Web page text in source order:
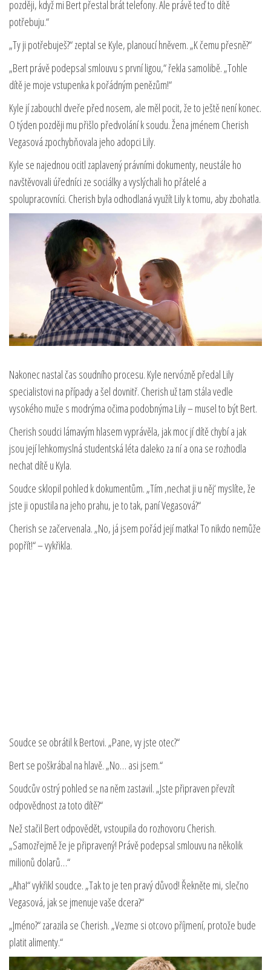
později, když mi Bert přestal brát telefony. Ale právě teď to dítě
potřebuju.“
„Ty ji potřebuješ?“ zeptal se Kyle, planoucí hněvem. „K čemu přesně?“
„Bert právě podepsal smlouvu s první ligou,“ řekla samolibě. „Tohle
dítě je moje vstupenka k pořádným penězům!“
Kyle jí zabouchl dveře před nosem, ale měl pocit, že to ještě není konec.
O týden později mu přišlo předvolání k soudu. Žena jménem Cherish
Vegasová zpochybňovala jeho adopci Lily.
Kyle se najednou ocitl zaplavený právními dokumenty, neustále ho
navštěvovali úředníci ze sociálky a vyslýchali ho přátelé a
spolupracovníci. Cherish byla odhodlaná využít Lily k tomu, aby zbohatla.
Nakonec nastal čas soudního procesu. Kyle nervózně předal Lily
specialistovi na případy a šel dovnitř. Cherish už tam stála vedle
vysokého muže s modrýma očima podobnýma Lily – musel to být Bert.
Cherish soudci lámavým hlasem vyprávěla, jak moc jí dítě chybí a jak
jsou její lehkomyslná studentská léta daleko za ní a ona se rozhodla
nechat dítě u Kyla.
Soudce sklopil pohled k dokumentům. „Tím ‚nechat ji u něj‘ myslíte, že
jste ji opustila na jeho prahu, je to tak, paní Vegasová?“
Cherish se začervenala. „No, já jsem pořád její matka! To nikdo nemůže
popřít!“ – vykřikla.
Soudce se obrátil k Bertovi. „Pane, vy jste otec?“
Bert se poškrábal na hlavě. „No… asi jsem.“
Soudcův ostrý pohled se na něm zastavil. „Jste připraven převzít
odpovědnost za toto dítě?“
Než stačil Bert odpovědět, vstoupila do rozhovoru Cherish.
„Samozřejmě že je připravený! Právě podepsal smlouvu na několik
milionů dolarů…“
„Aha!“ vykřikl soudce. „Tak to je ten pravý důvod! Řekněte mi, slečno
Vegasová, jak se jmenuje vaše dcera?“
„Jméno?“ zarazila se Cherish. „Vezme si otcovo příjmení, protože bude
platit alimenty.“